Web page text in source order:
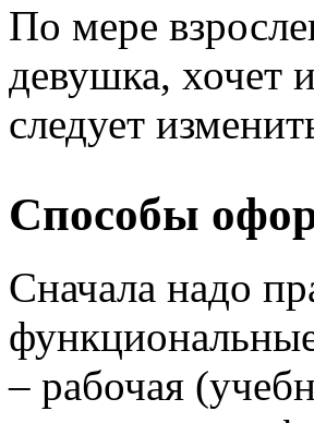
По мере
девушка, хочет
следует
Способы
Сначала надо
– рабочая